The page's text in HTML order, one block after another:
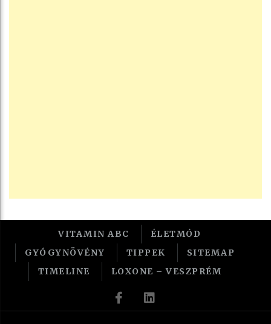
VITAMIN ABC
ÉLETMÓD
GYÓGYNÖVÉNY
TIPPEK
SITEMAP
TIMELINE
LOXONE – VESZPRÉM